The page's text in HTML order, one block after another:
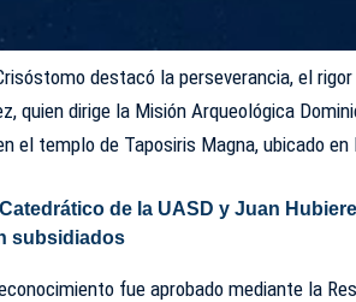
destacó la perseverancia, el
quien dirige la Misión Arqueológica
el templo de Taposiris Magna, ubicado
Catedrático de la UASD y Juan
subsidiados
fue aprobado mediante la